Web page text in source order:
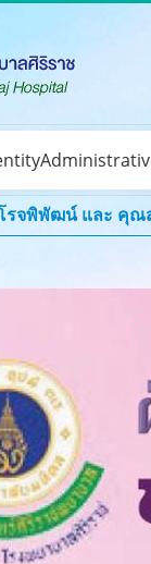
จพิพัฒน์ และ คุณ